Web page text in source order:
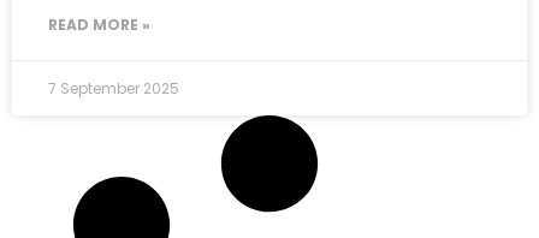
READ MORE »
7 September 2025